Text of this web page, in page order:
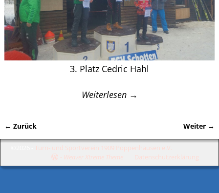
3. Platz Cedric Hahl
Weiterlesen →
Bilder-Navigation
← Zurück Weiter →
Turn- und Sportverein 1909 Poppenhausen e.V.
- Weaver Xtreme Theme Datenschutzerklärung